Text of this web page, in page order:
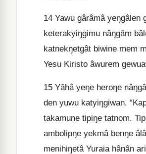
14 Yawu gârâmâ yeŋgâlen
keterakyiŋgimu nâŋgâm
katnekŋetgât biwine mem
Yesu Kiristo âwurem
15 Yâhâ yeŋe heroŋe
den yuwu katyiŋgiwan.
takamune tipiŋe tatnom.
ambolipŋe yekmâ benŋe
menihiŋetâ Yuraia hânân